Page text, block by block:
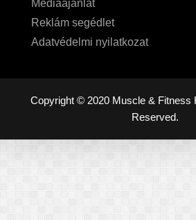
Médiaajánlat
Reklám segédlet
Adatvédelmi nyilatkozat
Copyright © 2020 Muscle & Fitness
Reserved.